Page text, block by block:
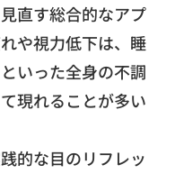
直す総合的なアプ
や視力低下は、睡
いった全身の不調
現れることが多い
的な目のリフレッ